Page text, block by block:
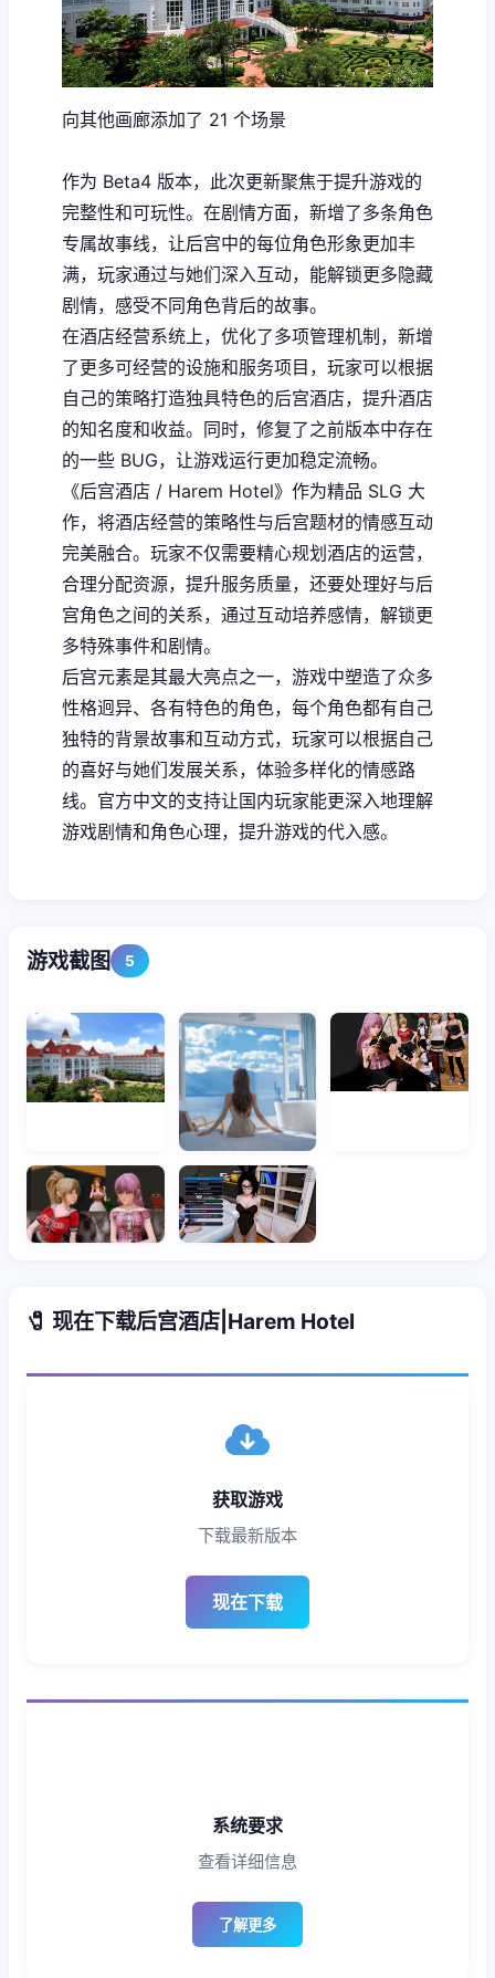
向其他画廊添加了 21 个场景
作为 Beta4 版本，此次更新聚焦于提升游戏的
完整性和可玩性。在剧情方面，新增了多条角色
专属故事线，让后宫中的每位角色形象更加丰
满，玩家通过与她们深入互动，能解锁更多隐藏
剧情，感受不同角色背后的故事。
在酒店经营系统上，优化了多项管理机制，新增
了更多可经营的设施和服务项目，玩家可以根据
自己的策略打造独具特色的后宫酒店，提升酒店
的知名度和收益。同时，修复了之前版本中存在
的一些 BUG，让游戏运行更加稳定流畅。
《后宫酒店 / Harem Hotel》作为精品 SLG 大
作，将酒店经营的策略性与后宫题材的情感互动
完美融合。玩家不仅需要精心规划酒店的运营，
合理分配资源，提升服务质量，还要处理好与后
宫角色之间的关系，通过互动培养感情，解锁更
多特殊事件和剧情。
后宫元素是其最大亮点之一，游戏中塑造了众多
性格迥异、各有特色的角色，每个角色都有自己
独特的背景故事和互动方式，玩家可以根据自己
的喜好与她们发展关系，体验多样化的情感路
线。官方中文的支持让国内玩家能更深入地理解
游戏剧情和角色心理，提升游戏的代入感。
游戏截图 5
🧷 现在下载后宫酒店|Harem Hotel
获取游戏
下载最新版本
现在下载
系统要求
查看详细信息
了解更多